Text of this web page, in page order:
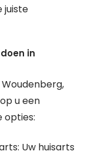
juiste
in
u een
opties:
Uw huisarts